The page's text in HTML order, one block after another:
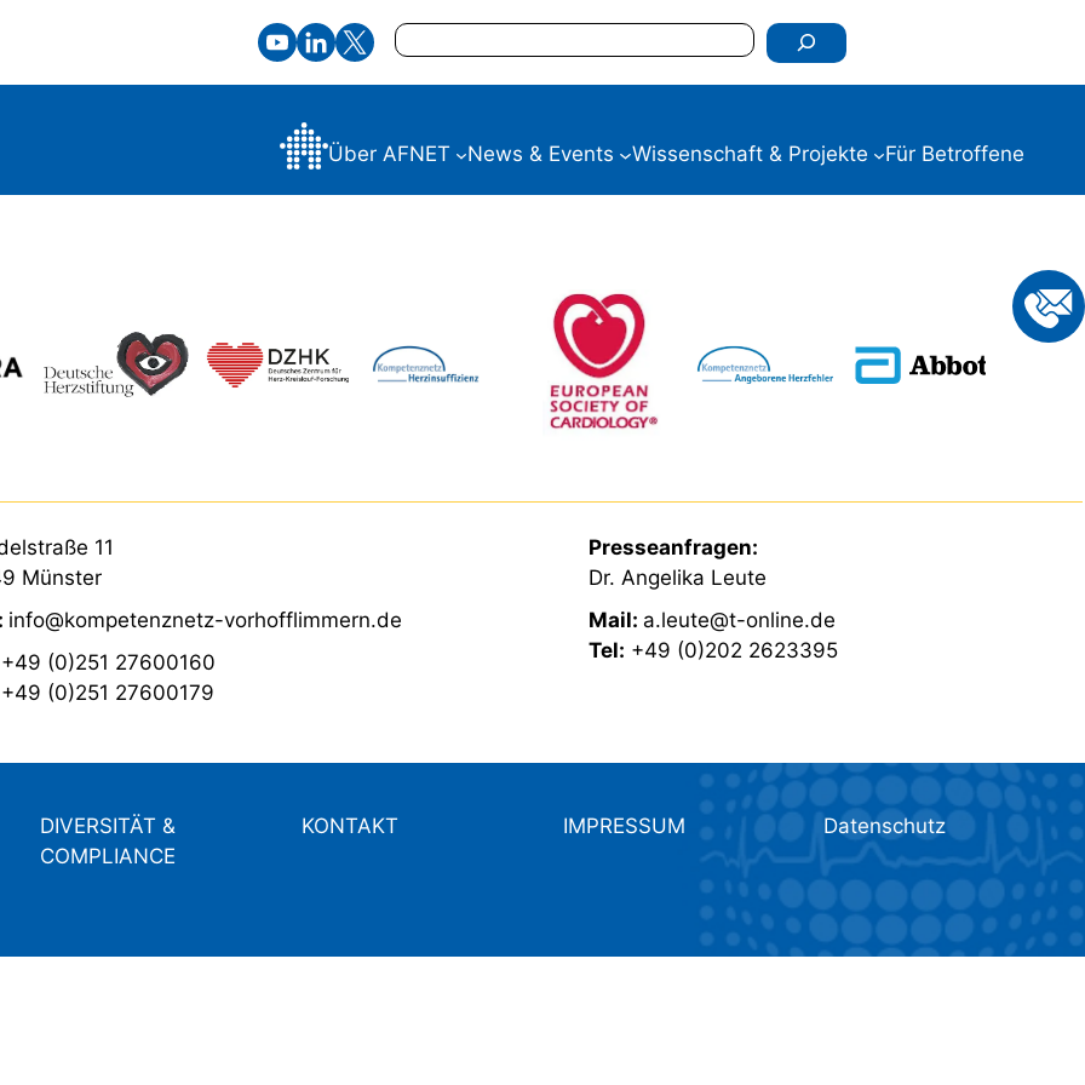
Suchen
Über AFNET News & Events Wissenschaft & Projekte Für Betroffene
11
Münster
info@kompetenznetz-vorhofflimmern.de
+49 (0)251 27600160
+49 (0)251 27600179
Presseanfragen:
Dr. Angelika Leute
Mail: a.leute@t-online.de
Tel: +49 (0)202 2623395
DIVERSITÄT &
COMPLIANCE
KONTAKT IMPRESSUM Datenschutz